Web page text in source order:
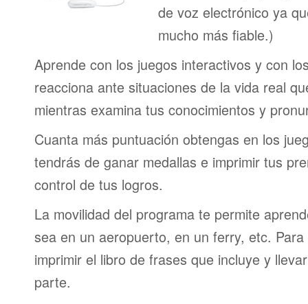
de voz electrónico ya
mucho más fiable.)
Aprende con los juegos interactivos y con
reacciona ante situaciones de la vida real
mientras examina tus conocimientos y
Cuanta más puntuación obtengas en los
tendrás de ganar medallas e imprimir tus
control de tus logros.
La movilidad del programa te permite
sea en un aeropuerto, en un ferry, etc.
imprimir el libro de frases que incluye y
parte.